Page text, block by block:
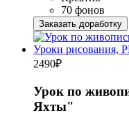
70 фонов
Заказать доработку
2490₽
Урок по
Яхты"